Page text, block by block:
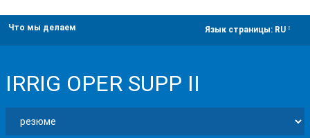
Что мы делаем Язык страницы: RU
IRRIG OPER SUPP II